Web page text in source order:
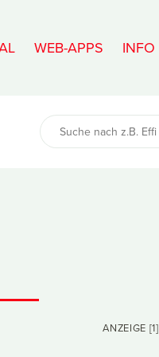
WEB-APPS INFO
ANZEIGE [1]